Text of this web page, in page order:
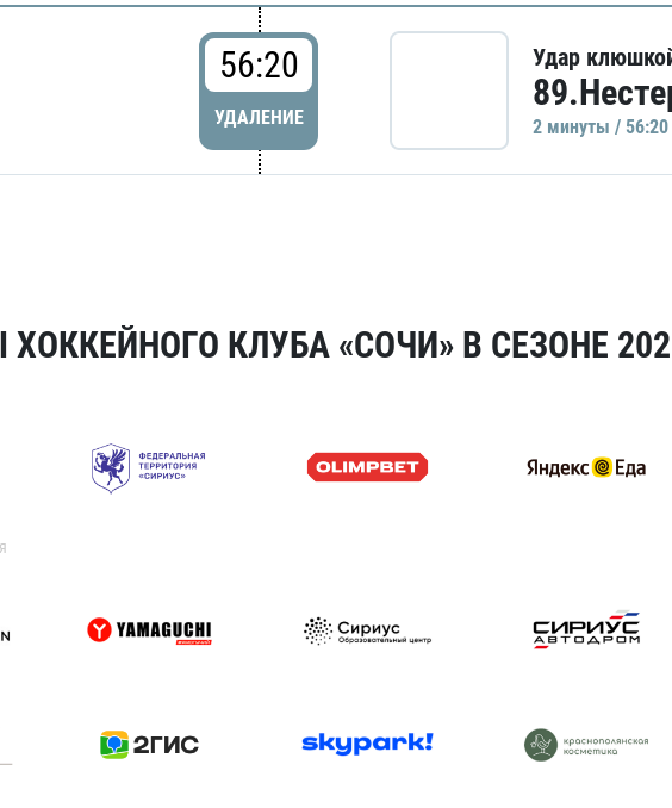
56:20
УДАЛЕНИЕ
Удар
2 минуты /
КЛУБА «СОЧИ» В СЕЗОНЕ